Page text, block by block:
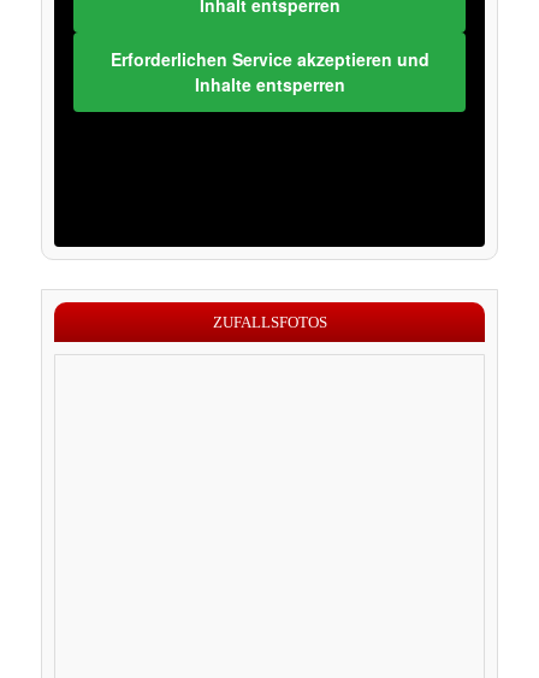
Erforderlichen Service akzeptieren und
Inhalte entsperren
ZUFALLSFOTOS